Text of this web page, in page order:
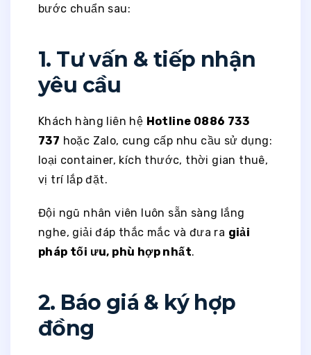
bước chuẩn sau:
1. Tư vấn & tiếp nhận
yêu cầu
Khách hàng liên hệ Hotline 0886 733
737 hoặc Zalo, cung cấp nhu cầu sử dụng:
loại container, kích thước, thời gian thuê,
vị trí lắp đặt.
Đội ngũ nhân viên luôn sẵn sàng lắng
nghe, giải đáp thắc mắc và đưa ra giải
pháp tối ưu, phù hợp nhất.
2. Báo giá & ký hợp
đồng